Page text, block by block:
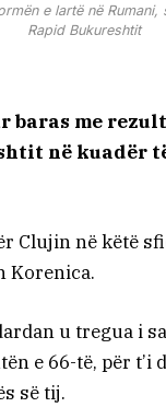
e lartë në Rumani,
Rapid Bukureshtit
baras me
në kuadër
Clujin në këtë
Korenica.
u tregua i
e 66-të, për t’i
së tij.